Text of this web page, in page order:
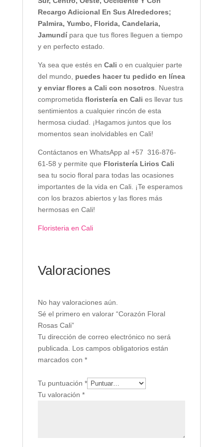
Recargo Adicional En Sus Alrededores;
Palmira, Yumbo, Florida, Candelaria,
Jamundípara que tus flores lleguen a tiempo
y en perfecto estado.
Ya sea que estés en Cali o en cualquier parte
del mundo, puedes hacer tu pedido en línea
y enviar flores a Cali con nosotros. Nuestra
comprometida floristería en Cali es llevar tus
sentimientos a cualquier rincón de esta
hermosa ciudad. ¡Hagamos juntos que los
momentos sean inolvidables en Cali!
Contáctanos en WhatsApp al +57 316-876-
61-58 y permite que Floristería Lirios Cali
sea tu socio floral para todas las ocasiones
importantes de la vida en Cali. ¡Te esperamos
con los brazos abiertos y las flores más
hermosas en Cali!
Floristeria en Cali
Valoraciones
No hay valoraciones aún.
Sé el primero en valorar “Corazón Floral
Rosas Cali”
Tu dirección de correo electrónico no será
publicada. Los campos obligatorios están
marcados con *
Tu puntuación *
Tu valoración *